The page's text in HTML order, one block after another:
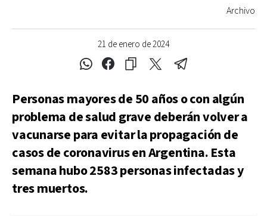
21 de enero de 2024
Archivo
Personas mayores de 50 años o con algún
problema de salud grave deberán volver a
vacunarse para evitar la propagación de
casos de coronavirus en Argentina. Esta
semana hubo 2583 personas infectadas y
tres muertos.